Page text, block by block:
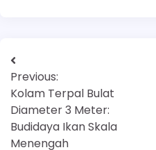
Previous:
Kolam Terpal Bulat
Diameter 3 Meter:
Budidaya Ikan Skala
Menengah